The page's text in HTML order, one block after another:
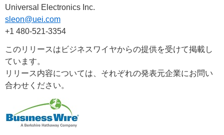
Universal Electronics Inc.
sleon@uei.com
+1 480-521-3354
このリリースはビジネスワイヤからの提供を受けて掲載し
ています。
リリース内容については、それぞれの発表元企業にお問い
合わせください。